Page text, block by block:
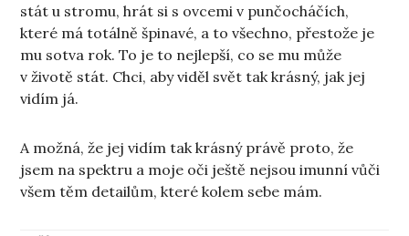
stát u stromu, hrát si s ovcemi v punčocháčích,
které má totálně špinavé, a to všechno, přestože je
mu sotva rok. To je to nejlepší, co se mu může
v životě stát. Chci, aby viděl svět tak krásný, jak jej
vidím já.
A možná, že jej vidím tak krásný právě proto, že
jsem na spektru a moje oči ještě nejsou imunní vůči
všem těm detailům, které kolem sebe mám.